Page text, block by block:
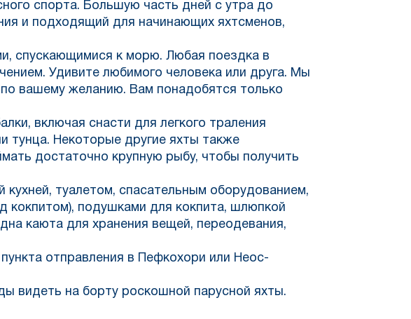
спорта. Большую часть дней с утра до
и подходящий для начинающих яхтсменов,
спускающимися к морю. Любая поездка в
Удивите любимого человека или друга. Мы
вашему желанию. Вам понадобятся только
включая снасти для легкого траления
тунца. Некоторые другие яхты также
достаточно крупную рыбу, чтобы получить
туалетом, спасательным оборудованием,
кокпитом), подушками для кокпита, шлюпкой
каюта для хранения вещей, переодевания,
отправления в Пефкохори или Неос-
видеть на борту роскошной парусной яхты.